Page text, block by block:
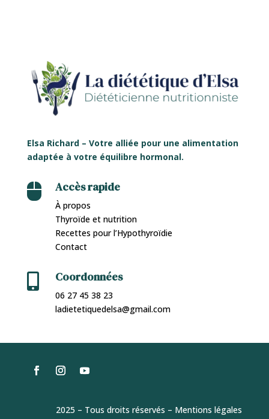
Elsa Richard – Votre alliée pour une alimentation
adaptée à votre équilibre hormonal.
 Accès rapide
À propos
Thyroïde et nutrition
Recettes pour l’Hypothyroïdie
Contact
 Coordonnées
06 27 45 38 23
ladietetiquedelsa@gmail.com
2025 – Tous droits réservés – Mentions légales